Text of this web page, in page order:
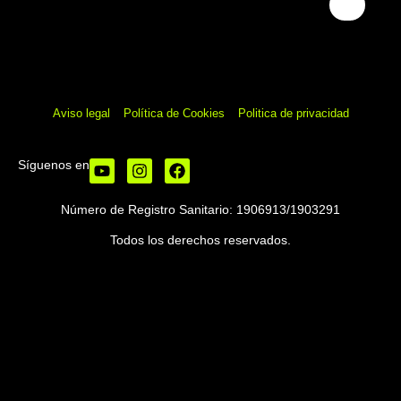
Aviso legal Política de Cookies Politica de privacidad
Síguenos en
Número de Registro Sanitario: 1906913/1903291
Todos los derechos reservados.